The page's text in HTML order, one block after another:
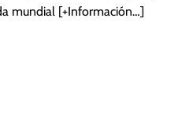
mundial [+Información…]